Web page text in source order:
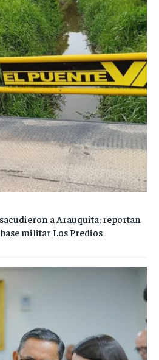
a Arauquita; reportan
militar Los Predios